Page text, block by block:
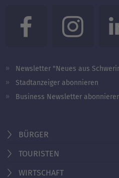
Newsletter "Neues aus
Stadtanzeiger abonnieren
Business Newsletter
BÜRGER
TOURISTEN
WIRTSCHAFT